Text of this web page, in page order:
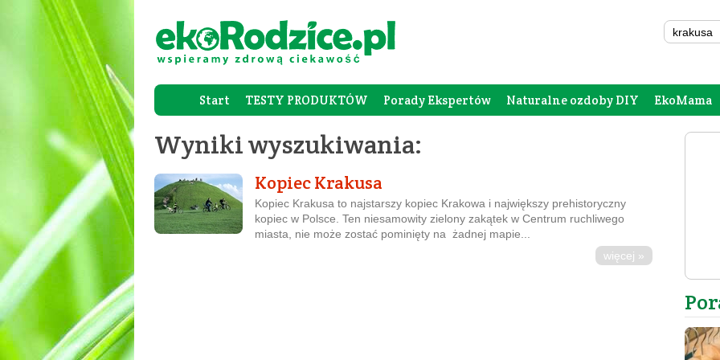
Start TESTY PRODUKTÓW Porady Ekspertów Naturalne ozdoby DIY EkoMama
Wyniki wyszukiwania:
Kopiec Krakusa
Kopiec Krakusa to najstarszy kopiec Krakowa i największy prehistoryczny
kopiec w Polsce. Ten niesamowity zielony zakątek w Centrum ruchliwego
miasta, nie może zostać pominięty na żadnej mapie...
więcej »